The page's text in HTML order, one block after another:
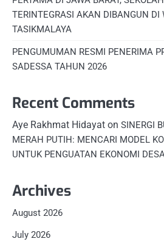
TERINTEGRASI AKAN DIBANGUN DI
TASIKMALAYA
PENGUMUMAN RESMI PENERIMA
SADESSA TAHUN 2026
Recent Comments
Aye Rakhmat Hidayat on SINERGI
MERAH PUTIH: MENCARI MODEL
UNTUK PENGUATAN EKONOMI
Archives
August 2026
July 2026